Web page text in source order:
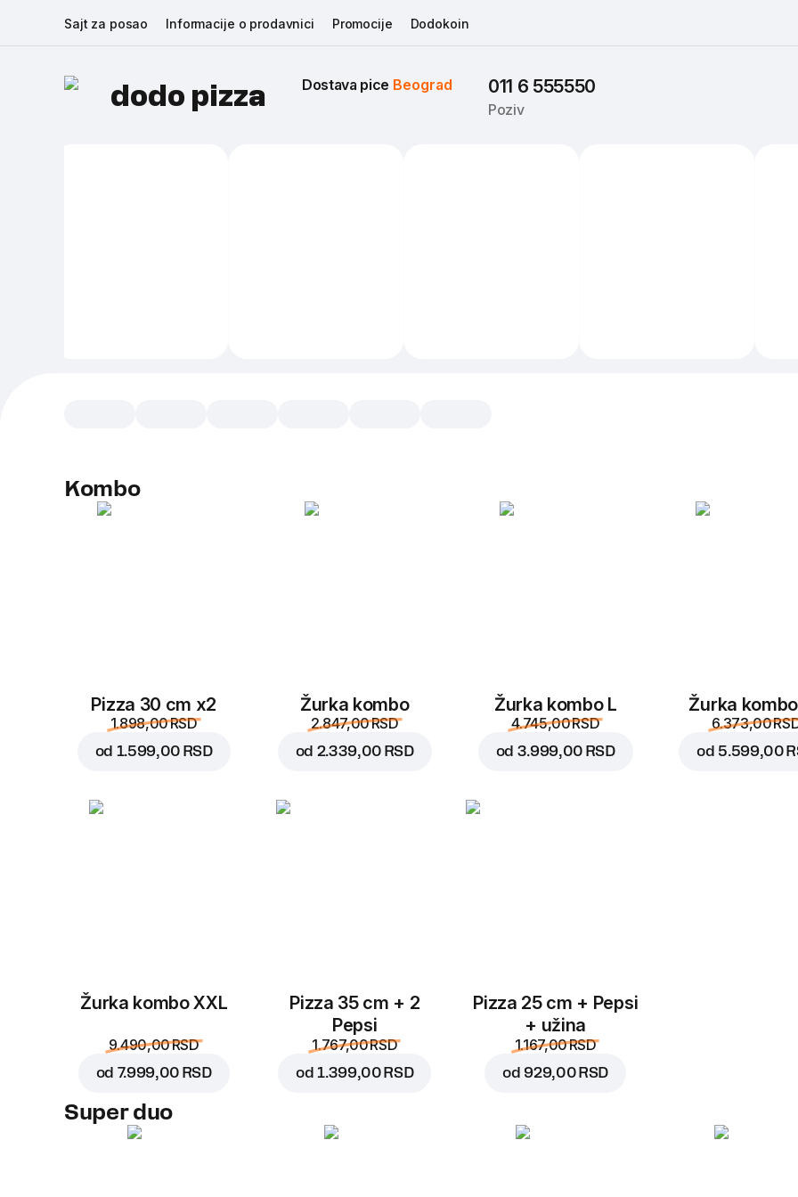
Sajt za posao Informacije o prodavnici Promocije Dodokoin
dodo pizza Dostava pice Beograd 011 6 555550
Poziv
Zamenite
Zamenite
5.599,00 RSD
Dodajte u
Kombo
Pizza 30 cm x2
1.898,00 RSD
od 1.599,00 RSD
Žurka kombo
2.847,00 RSD
od 2.339,00 RSD
Žurka kombo L
4.745,00 RSD
od 3.999,00 RSD
Žurka
6.373,00
od 5.599,00
Žurka kombo XXL
9.490,00 RSD
od 7.999,00 RSD
Pizza 35 cm + 2
Pepsi
1.767,00 RSD
od1.399,00 RSD
Pizza 25 cm + Pepsi
+ užina
1.167,00 RSD
od 929,00 RSD
Super duo